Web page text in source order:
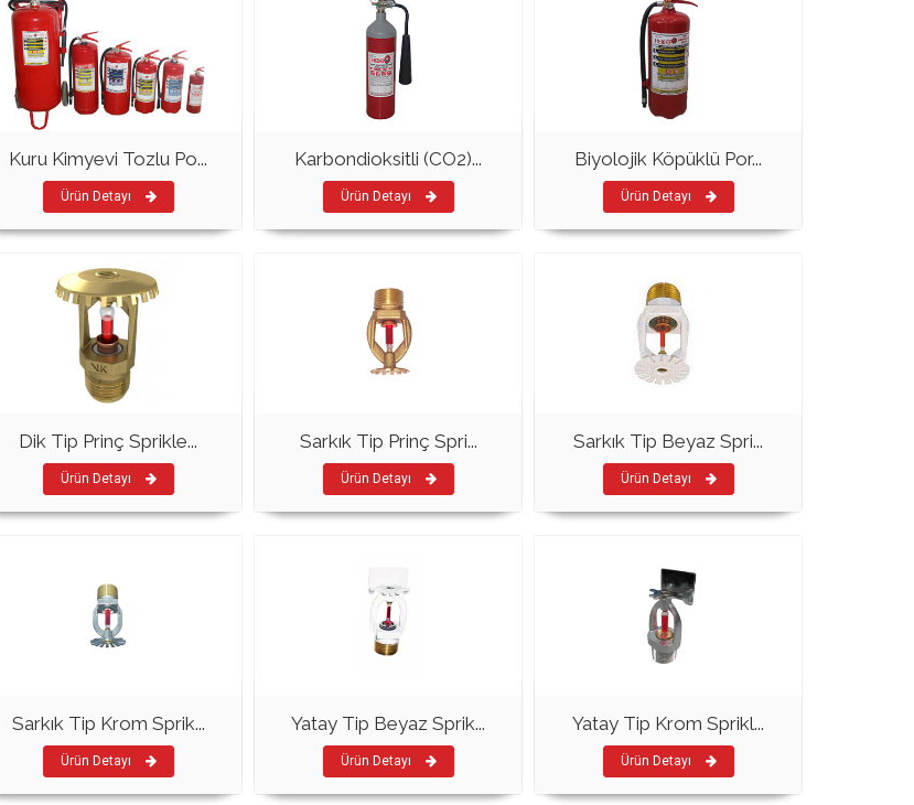
Kuru Kimyevi Tozlu Po...
Ürün Detayı
Karbondioksitli (CO2)...
Ürün Detayı
Biyolojik Köpüklü Por...
Ürün Detayı
Dik Tip Prinç Sprikle...
Ürün Detayı
Sarkık Tip Prinç Spri...
Ürün Detayı
Sarkık Tip Beyaz Spri...
Ürün Detayı
Sarkık Tip Krom Sprik...
Ürün Detayı
Yatay Tip Beyaz Sprik...
Ürün Detayı
Yatay Tip Krom Sprikl...
Ürün Detayı